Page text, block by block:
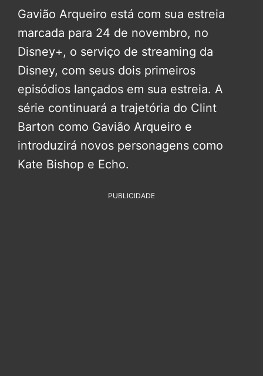
Gavião Arqueiro está com sua estreia
marcada para 24 de novembro, no
Disney+, o serviço de streaming da
Disney, com seus dois primeiros
episódios lançados em sua estreia. A
série continuará a trajetória do Clint
Barton como Gavião Arqueiro e
introduzirá novos personagens como
Kate Bishop e Echo.
PUBLICIDADE